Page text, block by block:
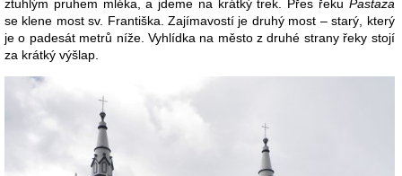
ztuhlým pruhem mléka, a jdeme na krátký trek. Přes řeku Pastaza
se klene most sv. Františka. Zajímavostí je druhý most – starý, který
je o padesát metrů níže. Vyhlídka na město z druhé strany řeky stojí
za krátký výšlap.